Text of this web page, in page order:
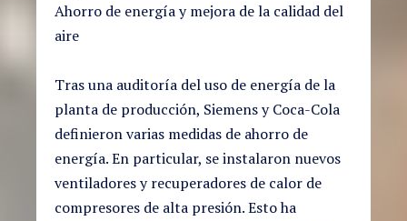
Ahorro de energía y mejora de la calidad del
aire
Tras una auditoría del uso de energía de la
planta de producción, Siemens y Coca-Cola
definieron varias medidas de ahorro de
energía. En particular, se instalaron nuevos
ventiladores y recuperadores de calor de
compresores de alta presión. Esto ha